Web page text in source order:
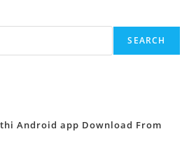
SEARCH
Android app Download From